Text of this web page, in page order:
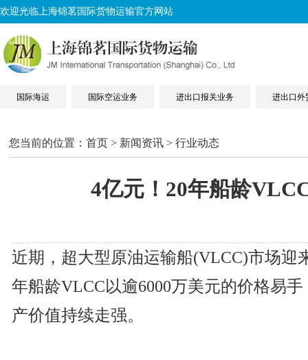
欢迎光临上海锦茗国际货物运输官方网站
国际海运 国际空运业务 进出口报关业务 进出口外
您当前的位置： 首页> 新闻资讯> 行业动态
4亿元！20年船龄
近期，超大型原油运输船(VLCC)市场迎
年船龄VLCC以逾6000万美元的价格易
产价值持续走强。